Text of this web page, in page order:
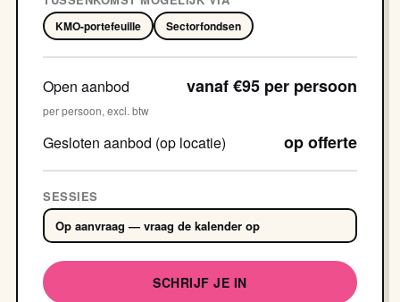
KMO-portefeuille Sectorfondsen
Open aanbod vanaf €95 per persoon
per persoon, excl. btw
Gesloten aanbod (op locatie) op offerte
SESSIES
Op aanvraag — vraag de kalender op
SCHRIJF JE IN